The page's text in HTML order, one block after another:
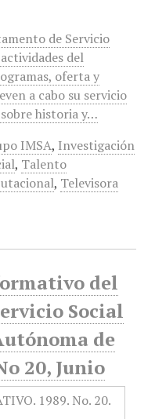
de Servicio
del
oferta y
a cabo su servicio
historia y…
IMSA, Investigación
, Talento
, Televisora
del
Social
de
20, Junio